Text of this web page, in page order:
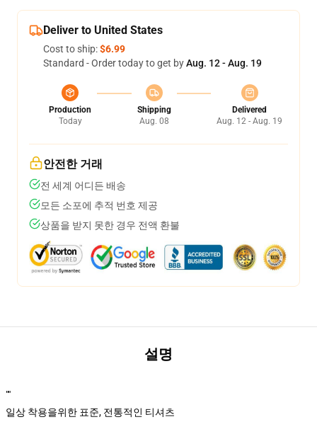
Deliver to United States
Cost to ship:$6.99
Standard - Order today to get byAug. 12 - Aug. 19
Production
Today
Shipping
Aug. 08
Delivered
Aug. 12 - Aug. 19
안전한 거래
전 세계 어디든 배송
모든 소포에 추적 번호 제공
상품을 받지 못한 경우 전액 환불
설명
""
일상 착용을위한 표준, 전통적인 티셔츠